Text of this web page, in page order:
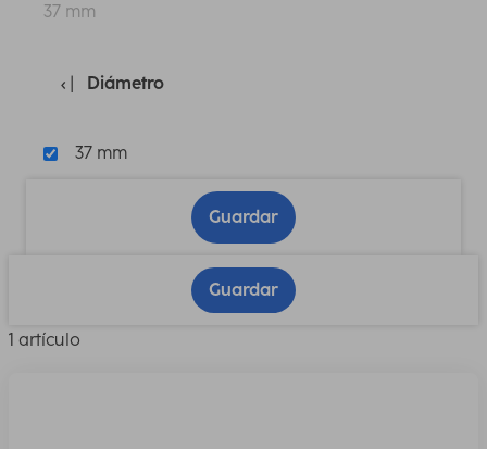
37 mm
Diámetro
37 mm
Guardar
Guardar
1 artículo